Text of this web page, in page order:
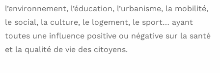
l’environnement, l’éducation, l’urbanisme, la mobilité,
le social, la culture, le logement, le sport… ayant
toutes une influence positive ou négative sur la santé
et la qualité de vie des citoyens.